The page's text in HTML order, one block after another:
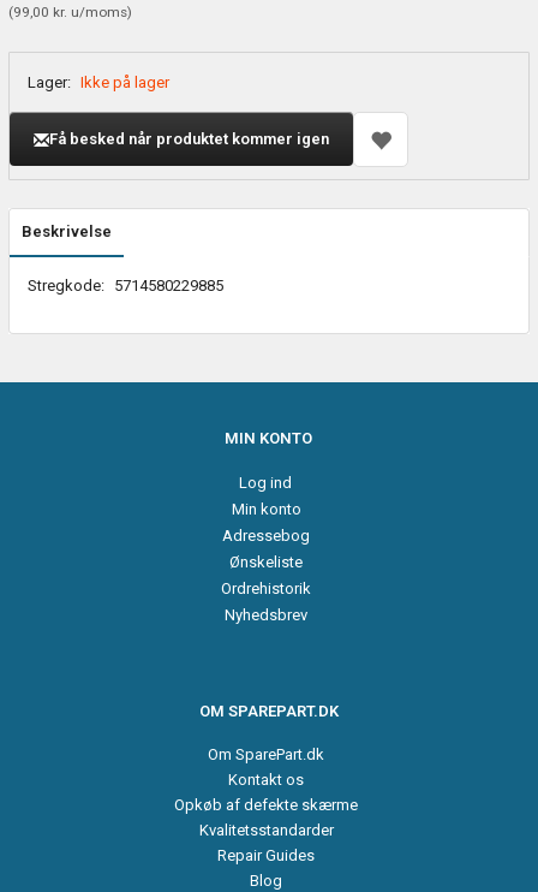
(99,00 kr. u/moms)
Lager: Ikke på lager
Få besked når produktet kommer igen
Beskrivelse
Stregkode: 5714580229885
MIN KONTO
Log ind
Min konto
Adressebog
Ønskeliste
Ordrehistorik
Nyhedsbrev
OM SPAREPART.DK
Om SparePart.dk
Kontakt os
Opkøb af defekte skærme
Kvalitetsstandarder
Repair Guides
Blog